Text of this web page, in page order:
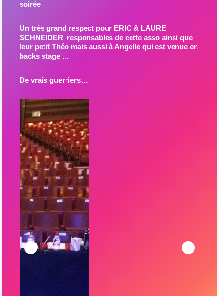
soirée
Un très grand respect pour ERIC & LAURE
SCHNEIDER responsables de cette asso ainsi que
leur petit Théo mais aussi à Angelle qui est venue en
backs stage …
De vrais guerriers…